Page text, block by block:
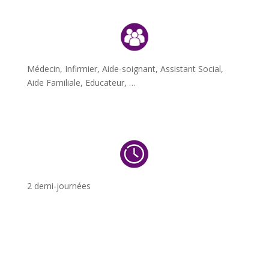
Médecin, Infirmier, Aide-soignant, Assistant Social,
Aide Familiale, Educateur, …
2 demi-journées